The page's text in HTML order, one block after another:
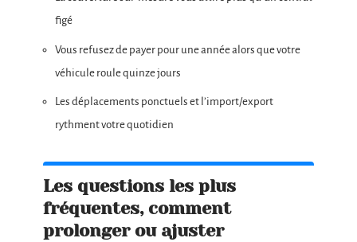
figé
Vous refusez de payer pour une année alors que votre
véhicule roule quinze jours
Les déplacements ponctuels et l’import/export
rythment votre quotidien
Les questions les plus
fréquentes, comment
prolonger ou ajuster